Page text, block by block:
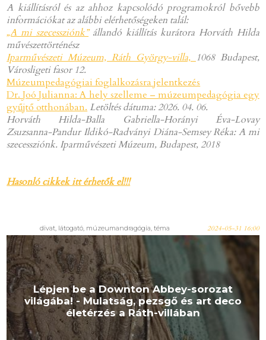
A kiállításról és az ahhoz kapcsolódó programokról bővebb
információkat az alábbi elérhetőségeken talál:
„A mi szecessziónk”állandó kiállítás kurátora Horváth Hilda
művészettörténész
Iparművészeti Múzeum, Ráth György-villa, 1068 Budapest,
Városligeti fasor 12.
Múzeumpedagógiai foglalkozásra jelentkezés
Dr. Joó Julianna: A hely szelleme – múzeumpedagógia egy
gyűjtő otthonában. Letöltés dátuma: 2026. 04. 06.
Horváth Hilda-Balla Gabriella-Horányi Éva-Lovay
Zsuzsanna-Pandur Ildikó-Radványi Diána-Semsey Réka: A mi
szecessziónk. Iparművészeti Múzeum, Budapest, 2018
Hasonló cikkek itt érhetők el!!!
divat, látogató, múzeumandragógia, téma 2024-05-31 16:00
Lépjen be a Downton Abbey-sorozat
világába! - Mulatság, pezsgő és art deco
életérzés a Ráth-villában